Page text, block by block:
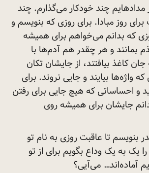
مدادهایم چند خودکار می‌گذارم. چند
روز مبادا. برای روزی که بنویسم و
که بدانم می‌خواهم برای همیشه
بمانند و هر چقدر هم آدم‌ها با
کاغذ بیافتند، از جایشان تکان
واژه‌ها بیایند و جایی نروند. برای
و احساساتی که هیچ جایی برای رفتن
جایشان برای همیشه روی
بنویسم تا عاقبت روزی به نام تو
یک به یک وداع بگویم برای از تو
آماده‌اند… می‌آیی؟